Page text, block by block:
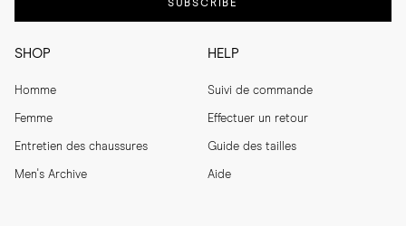
SHOP
Homme
Femme
Entretien des chaussures
Men's Archive
HELP
Suivi de commande
Effectuer un retour
Guide des tailles
Aide
SUBSCRIBE